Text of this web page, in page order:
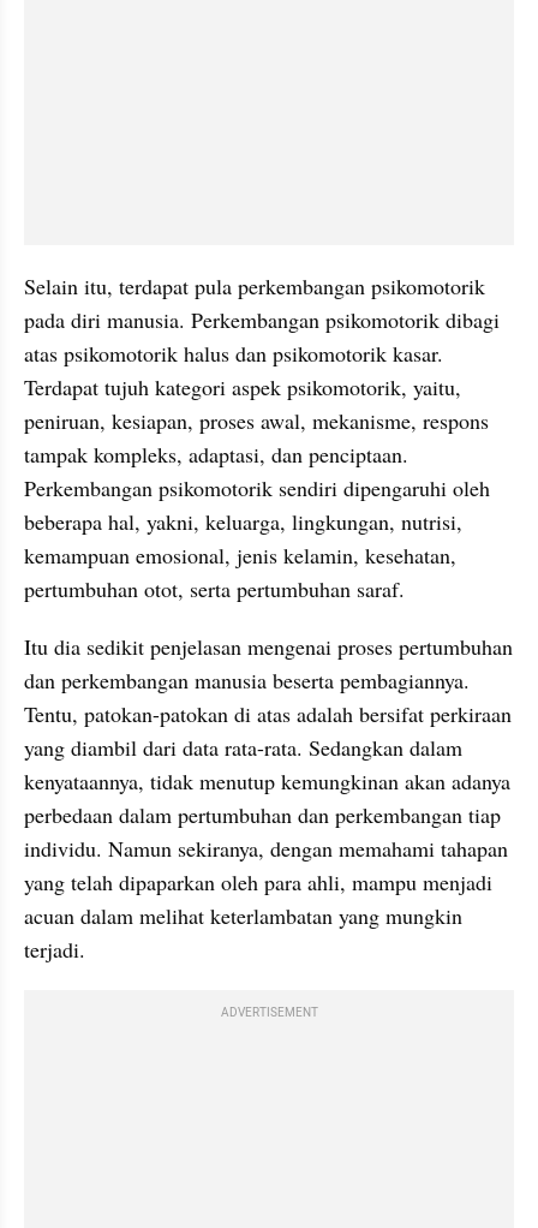
Selain itu, terdapat pula perkembangan psikomotorik
pada diri manusia. Perkembangan psikomotorik dibagi
atas psikomotorik halus dan psikomotorik kasar.
Terdapat tujuh kategori aspek psikomotorik, yaitu,
peniruan, kesiapan, proses awal, mekanisme, respons
tampak kompleks, adaptasi, dan penciptaan.
Perkembangan psikomotorik sendiri dipengaruhi oleh
beberapa hal, yakni, keluarga, lingkungan, nutrisi,
kemampuan emosional, jenis kelamin, kesehatan,
pertumbuhan otot, serta pertumbuhan saraf.
Itu dia sedikit penjelasan mengenai proses pertumbuhan
dan perkembangan manusia beserta pembagiannya.
Tentu, patokan-patokan di atas adalah bersifat perkiraan
yang diambil dari data rata-rata. Sedangkan dalam
kenyataannya, tidak menutup kemungkinan akan adanya
perbedaan dalam pertumbuhan dan perkembangan tiap
individu. Namun sekiranya, dengan memahami tahapan
yang telah dipaparkan oleh para ahli, mampu menjadi
acuan dalam melihat keterlambatan yang mungkin
terjadi.
ADVERTISEMENT